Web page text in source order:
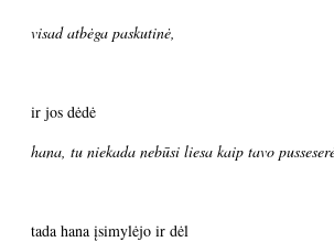
visad atbėga paskutinė,
ir jos dėdė
hana, tu niekada nebūsi liesa kaip tavo
tada hana įsimylėjo ir dėl